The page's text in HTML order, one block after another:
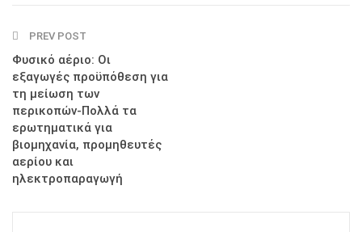
PREV POST
Φυσικό αέριο: Οι
εξαγωγές προϋπόθεση για
τη μείωση των
περικοπών-Πολλά τα
ερωτηματικά για
βιομηχανία, προμηθευτές
αερίου και
ηλεκτροπαραγωγή